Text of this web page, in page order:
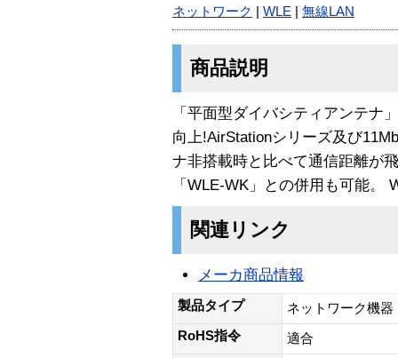
ネットワーク WLE 無線LAN
商品説明
「平面型ダイバシティアンテナ
向上!AirStationシリーズ及び
ナ非搭載時と比べて通信距離が
「WLE-WK」との併用も可能。
関連リンク
メーカ商品情報
製品タイプ
ネットワーク機
RoHS指令
適合